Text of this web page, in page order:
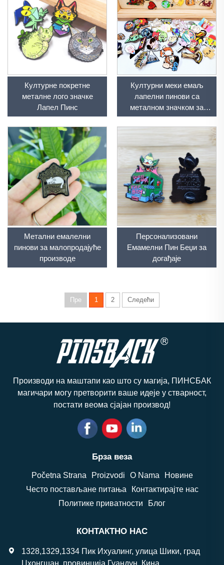
Културне покретне
металне лого значке
Лапел Пинс
Културни меки емаљ
лапелни пинови са
металном значком за
задњу картицу
Метални емалелни
пинови за малопродајуће
производе
Персонализовани
Емамелни Пин Беџи за
догађаје
Пре 1 2 Следећи
Производи на маштапи као што су магија, ПИНСБАК
магичари могу претворити ваше идеје у стварност,
постати веома сјајан производ!
Брза веза
Početna Strana Proizvodi O Nama
Новине
Често постављане питања
Контактирајте нас
Политике приватности
Блог
КОНТАКТНО НАС
1328,1329,1334 Пик Ихуалинг, улица Шики, град
Цхонгшан, провинција Гуандун, Кина